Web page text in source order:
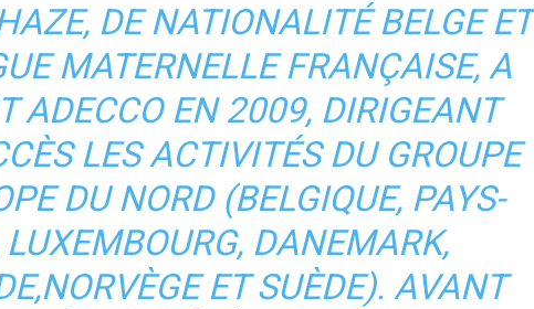
DE NATIONALITÉ BELGE ET
MATERNELLE FRANÇAISE, A
ADECCO EN 2009, DIRIGEANT
LES ACTIVITÉS DU GROUPE
DU NORD (BELGIQUE, PAYS-
LUXEMBOURG, DANEMARK,
ET SUÈDE). AVANT